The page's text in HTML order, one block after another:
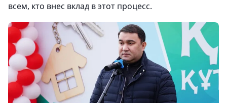
всем, кто внес вклад в этот процесс.